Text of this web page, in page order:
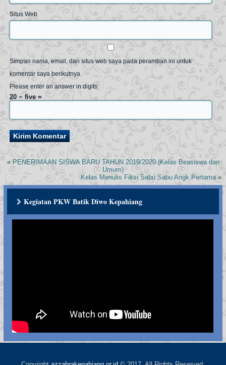
Situs Web
Simpan nama, email, dan situs web saya pada peramban ini untuk
komentar saya berikutnya.
Please enter an answer in digits:
20 − five =
« PENERIMAAN SISWA BARU TAHUN 2019/2020 (Kelas Beasiswa dan
Umum)
Kelas Menulis Fiksi Sabu Sabu Angk Pertama»
Kegiatan PKW Batik Diwo Kepahiang